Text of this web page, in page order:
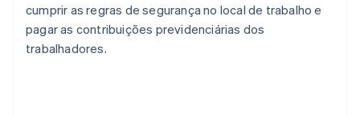
cumprir as regras de segurança no local de trabalho e
pagar as contribuições previdenciárias dos
trabalhadores.